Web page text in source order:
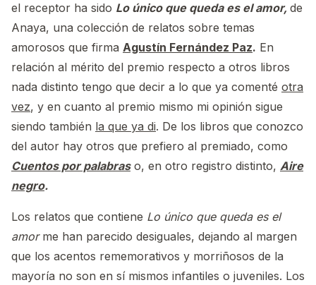
el receptor ha sido Lo único que queda es el amor, de
Anaya, una colección de relatos sobre temas
amorosos que firma Agustín Fernández Paz. En
relación al mérito del premio respecto a otros libros
nada distinto tengo que decir a lo que ya comenté otra
vez, y en cuanto al premio mismo mi opinión sigue
siendo también la que ya di. De los libros que conozco
del autor hay otros que prefiero al premiado, como
Cuentos por palabraso, en otro registro distinto, Aire
negro.
Los relatos que contiene Lo único que queda es el
amorme han parecido desiguales, dejando al margen
que los acentos rememorativos y morriñosos de la
mayoría no son en sí mismos infantiles o juveniles. Los